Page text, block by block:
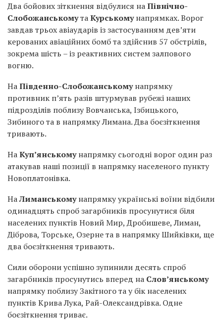
Два бойових зіткнення відбулися наПівнічно-
СлобожанськомутаКурськомунапрямках. Ворог
завдав трьох авіаударів із застосуванням дев’яти
керованих авіаційних бомб та здійснив 57 обстрілів,
зокрема шість – із реактивних систем залпового
вогню.
НаПівденно-Слобожанськомунапрямку
противник п’ять разів штурмував рубежі наших
підрозділів поблизу Вовчанська, Ізбицького,
Зибиного та в напрямку Лимана. Два боєзіткнення
тривають.
НаКуп’янськомунапрямку сьогодні ворог один раз
атакував наші позиції в напрямку населеного пункту
Новоплатонівка.
НаЛиманськомунапрямку українські воїни відбили
одинадцять спроб загарбників просунутися біля
населених пунктів Новий Мир, Дробишеве, Лиман,
Діброва, Торське, Озерне та в напрямку Шийківки, ще
два боєзіткнення тривають.
Сили оборони успішно зупинили десять спроб
загарбників просунутись вперед на Слов’янському
напрямку поблизу Закітного та у бік населених
пунктів Крива Лука, Рай-Олександрівка. Одне
боєзіткнення триває.